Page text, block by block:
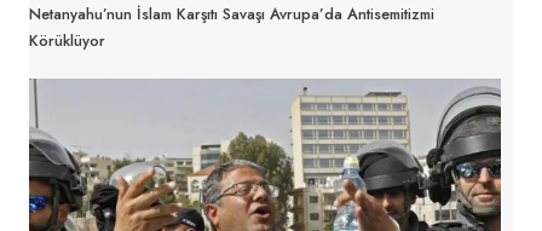
Netanyahu’nun İslam Karşıtı Savaşı Avrupa’da Antisemitizmi
Körüklüyor